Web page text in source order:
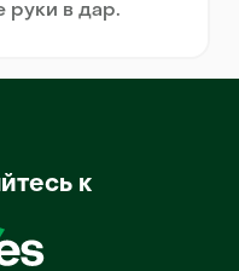
руки в дар.
к